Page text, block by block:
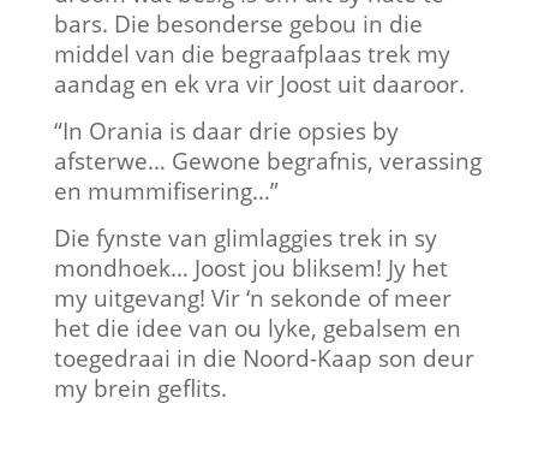
bars. Die besonderse gebou in die
middel van die begraafplaas trek my
aandag en ek vra vir Joost uit daaroor.
“In Orania is daar drie opsies by
afsterwe… Gewone begrafnis, verassing
en mummifisering…”
Die fynste van glimlaggies trek in sy
mondhoek… Joost jou bliksem! Jy het
my uitgevang! Vir ‘n sekonde of meer
het die idee van ou lyke, gebalsem en
toegedraai in die Noord-Kaap son deur
my brein geflits.